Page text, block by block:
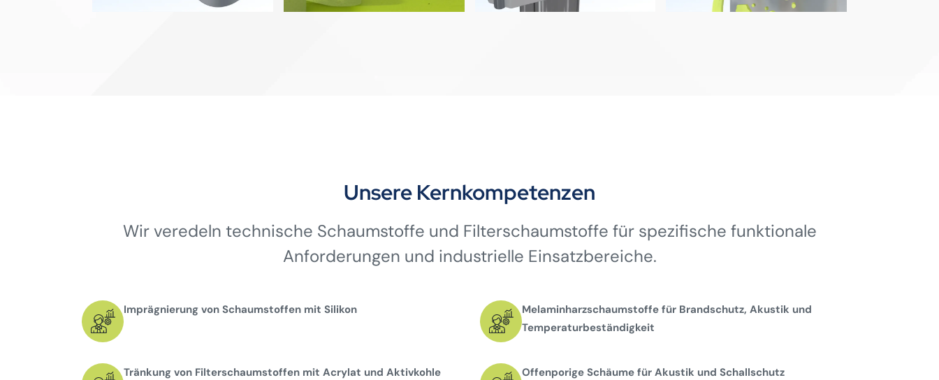
Unsere Kernkompetenzen
Wir veredeln technische Schaumstoffe und Filterschaumstoffe für spezifische funktionale
Anforderungen und industrielle Einsatzbereiche.
Imprägnierung von Schaumstoffen mit Silikon
Tränkung von Filterschaumstoffen mit Acrylat und Aktivkohle
Melaminharzschaumstoffe für Brandschutz, Akustik und
Temperaturbeständigkeit
Offenporige Schäume für Akustik und Schallschutz